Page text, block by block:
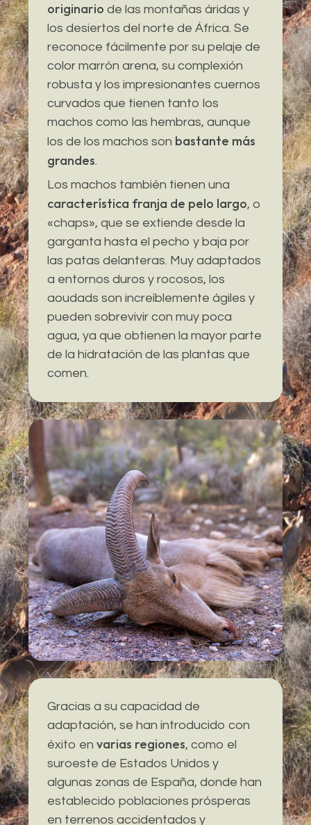
originario de las montañas áridas y
los desiertos del norte de África. Se
reconoce fácilmente por su pelaje de
color marrón arena, su complexión
robusta y los impresionantes cuernos
curvados que tienen tanto los
machos como las hembras, aunque
los de los machos son bastante más
grandes.
Los machos también tienen una
característica franja de pelo largo, o
«chaps», que se extiende desde la
garganta hasta el pecho y baja por
las patas delanteras. Muy adaptados
a entornos duros y rocosos, los
aoudads son increíblemente ágiles y
pueden sobrevivir con muy poca
agua, ya que obtienen la mayor parte
de la hidratación de las plantas que
comen.
Gracias a su capacidad de
adaptación, se han introducido con
éxito envarias regiones, como el
suroeste de Estados Unidos y
algunas zonas de España, donde han
establecido poblaciones prósperas
en terrenos accidentados y